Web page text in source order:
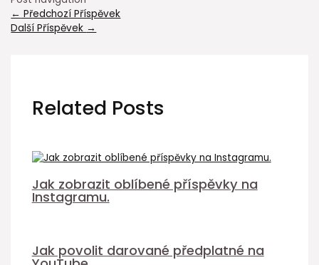
← Předchozí Příspěvek
Další Příspěvek →
Related Posts
Jak zobrazit oblíbené příspěvky na
Instagramu.
Jak povolit darované předplatné na